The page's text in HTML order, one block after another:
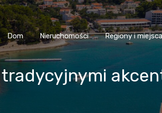
Dom Nieruchomości Regiony i
Dom Nieruchomości Regiony i miejsca